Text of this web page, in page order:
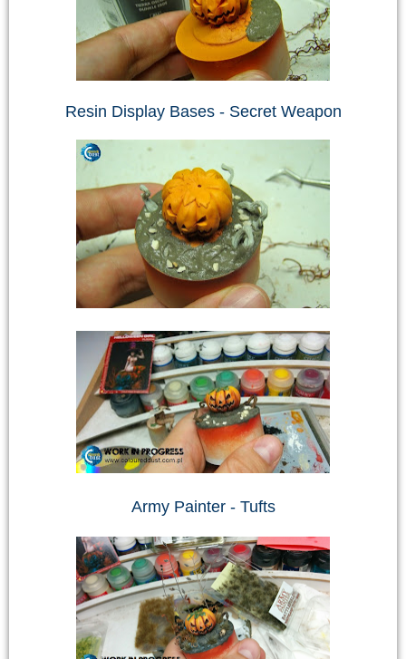
Resin Display Bases - Secret Weapon
Army Painter - Tufts